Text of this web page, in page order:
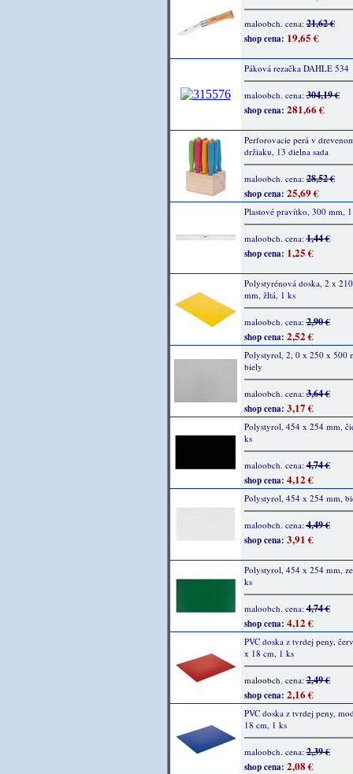
maloobch. cena:21,62 €
shop cena: 19,65 €
Páková rezačka DAHLE 534
maloobch. cena:304,19 €
shop cena: 281,66 €
Perforovacie perá v
držiaku, 13 dielna sada
maloobch. cena:28,52 €
shop cena: 25,69 €
Plastové pravítko, 300 mm,
maloobch. cena:1,44 €
shop cena: 1,25 €
Polystyrénová doska, 2 x
mm, žltá, 1 ks
maloobch. cena:2,90 €
shop cena: 2,52 €
Polystyrol, 2, 0 x 250 x 500
biely
maloobch. cena:3,64 €
shop cena: 3,17 €
Polystyrol, 454 x 254 mm,
ks
maloobch. cena:4,74 €
shop cena: 4,12 €
Polystyrol, 454 x 254 mm,
maloobch. cena:4,49 €
shop cena: 3,91 €
Polystyrol, 454 x 254 mm,
ks
maloobch. cena:4,74 €
shop cena: 4,12 €
PVC doska z tvrdej peny,
x 18 cm, 1 ks
maloobch. cena:2,49 €
shop cena: 2,16 €
PVC doska z tvrdej peny,
18 cm, 1 ks
maloobch. cena:2,39 €
shop cena: 2,08 €